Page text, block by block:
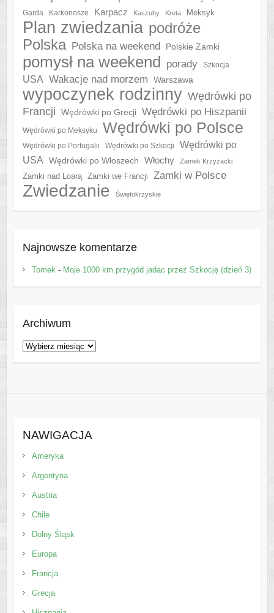
Garda Karkonosze Karpacz Kaszuby Kreta Meksyk
Plan zwiedzania podróże
Polska
Polska na weekend Polskie Zamki
pomysł na weekend porady Szkocja
USA Wakacje nad morzem Warszawa
wypoczynek rodzinny Wędrówki po
Francji
Wędrówki po Grecji Wędrówki po Hiszpanii
Wędrówki po Meksyku Wędrówki po Polsce
Wędrówki po Portugalii Wędrówki po Szkocji
Wędrówki po
USA
Wędrówki po Włoszech Włochy Zamek Krzyżacki
Zamki nad Loarą Zamki we Francji Zamki w Polsce
Zwiedzanie Świętokrzyskie
Najnowsze komentarze
Tomek- Moje 1000 km przygód jadąc przez Szkocję (dzień 3)
Archiwum
Archiwum
NAWIGACJA
Ameryka
Argentyna
Austria
Chile
Dolny Śląsk
Europa
Francja
Grecja